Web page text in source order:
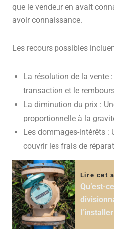
que le vendeur en avait
avoir connaissance.
Les recours possibles
La résolution de la vente
transaction et le
La diminution du prix :
proportionnelle à la
Les dommages-intérêts :
couvrir les frais de
Lire cet
Qu’est-